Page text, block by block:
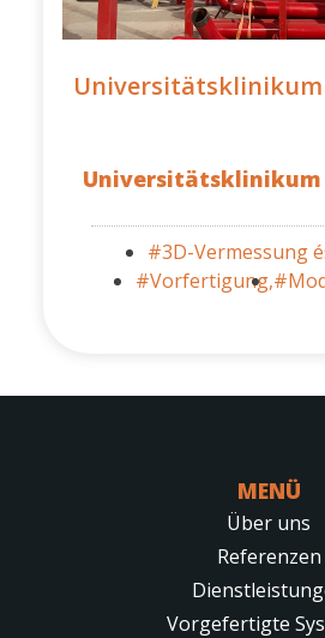
Universitätsklinikum
Universitätsklinikum
#3D-Vermessung
#Vorfertigung,
MENÜ
Über uns
Referenzen
Vorgefertigte